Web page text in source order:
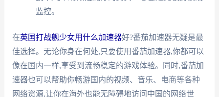
监控。
在英国打战舰少女用什么加速器好?番茄加速器无疑是最
佳选择。无论你身在何处,只要使用番茄加速器,你都可以
像在国内一样,享受到流畅稳定的游戏体验。同时,番茄加
速器也可以帮助你畅游国内的视频、音乐、电商等各种
网络资源,让你在海外也能无障碍地访问中国的网络世